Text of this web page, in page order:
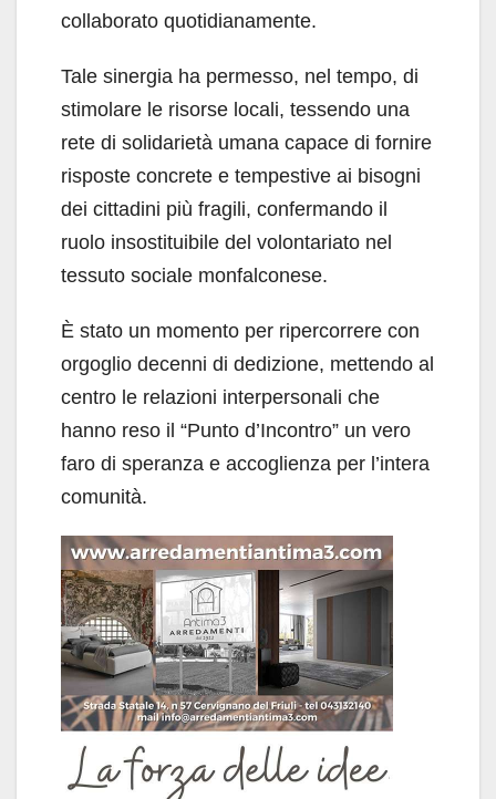
collaborato quotidianamente.
Tale sinergia ha permesso, nel tempo, di
stimolare le risorse locali, tessendo una
rete di solidarietà umana capace di fornire
risposte concrete e tempestive ai bisogni
dei cittadini più fragili, confermando il
ruolo insostituibile del volontariato nel
tessuto sociale monfalconese.
È stato un momento per ripercorrere con
orgoglio decenni di dedizione, mettendo al
centro le relazioni interpersonali che
hanno reso il “Punto d’Incontro” un vero
faro di speranza e accoglienza per l’intera
comunità.